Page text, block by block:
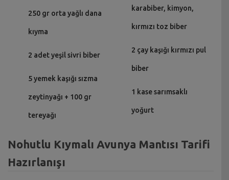
250 gr orta yağlı dana
kıyma
2 adet yeşil sivri biber
5 yemek kaşığı sızma
zeytinyağı + 100 gr
tereyağı
karabiber, kimyon,
kırmızı toz biber
2 çay kaşığı kırmızı pul
biber
1 kase sarımsaklı
yoğurt
Nohutlu Kıymalı Avunya Mantısı Tarifi
Hazırlanışı